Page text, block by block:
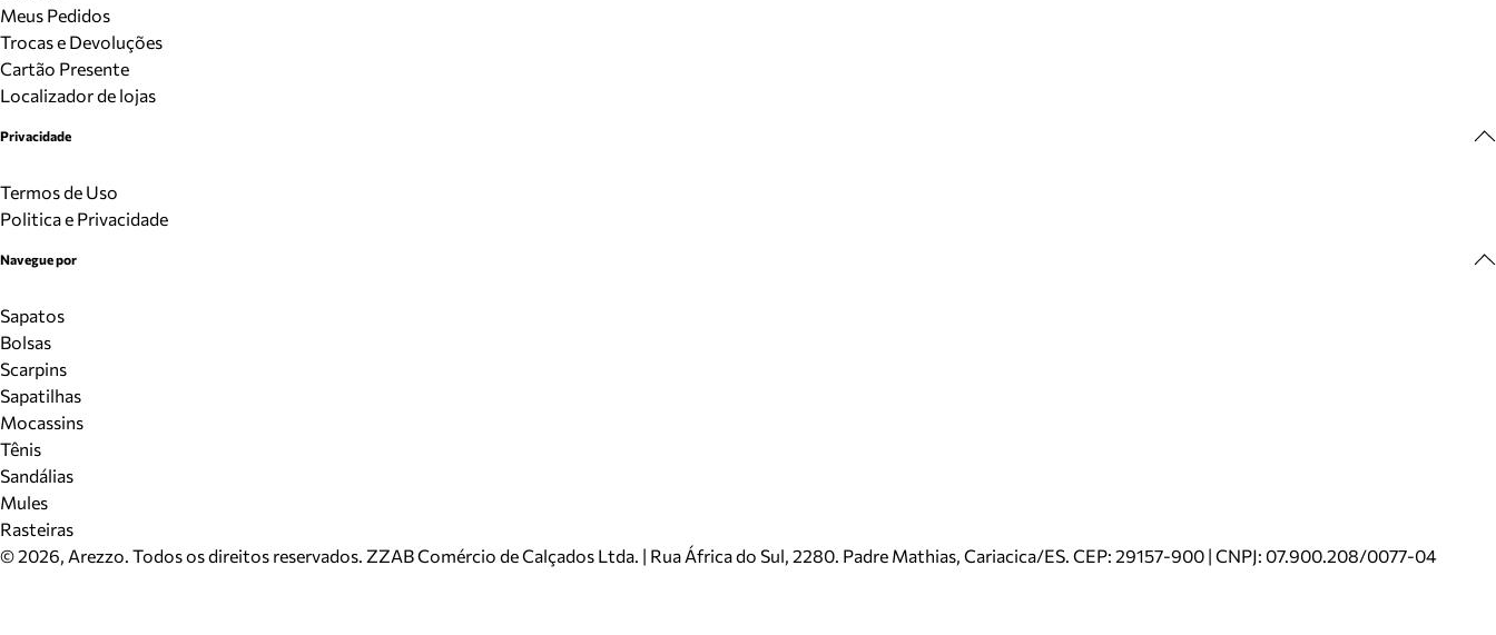
Meus Pedidos
Trocas e Devoluções
Cartão Presente
Localizador de lojas
Privacidade
Termos de Uso
Politica e Privacidade
Navegue por
Sapatos
Bolsas
Scarpins
Sapatilhas
Mocassins
Tênis
Sandálias
Mules
Rasteiras
©2026, Arezzo. Todos os direitos reservados. ZZAB Comércio de Calçados Ltda. | Rua África do Sul, 2280. Padre Mathias, Cariacica/ES. CEP: 29157-900 | CNPJ: 07.900.208/0077-04